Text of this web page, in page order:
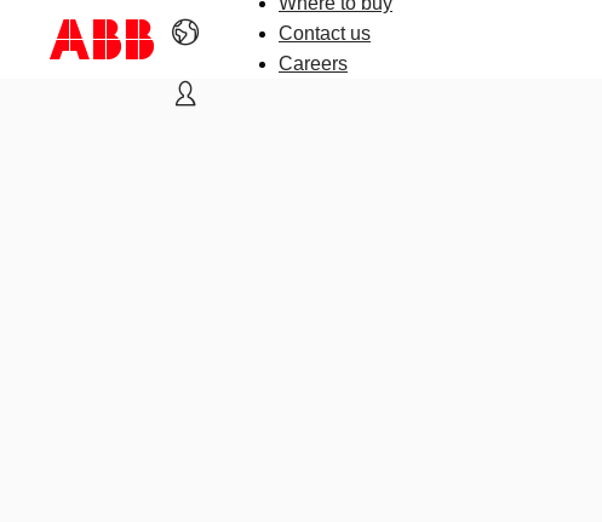
Contact us
Careers